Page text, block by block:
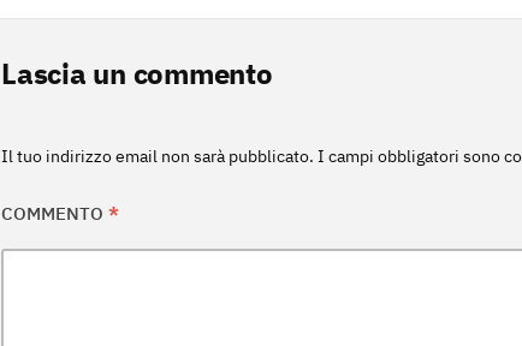
Lascia un commento
Il tuo indirizzo email non sarà pubblicato. I campi obbligatori sono
COMMENTO *